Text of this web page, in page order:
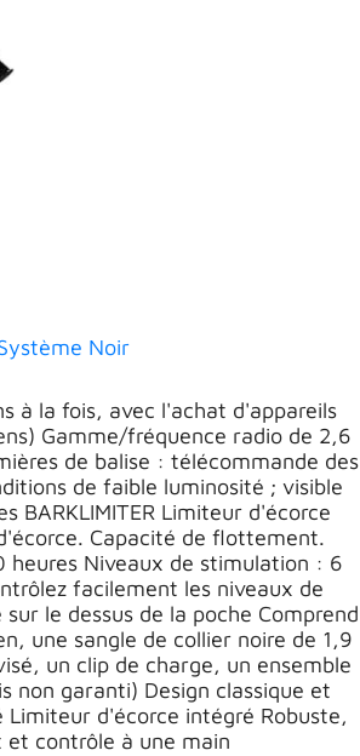
Noir
à la fois, avec l'achat d'appareils
Gamme/fréquence radio de 2,6
de balise : télécommande des
de faible luminosité ; visible
BARKLIMITER Limiteur d'écorce
Capacité de flottement.
Niveaux de stimulation : 6
facilement les niveaux de
le dessus de la poche Comprend
une sangle de collier noire de 1,9
un clip de charge, un ensemble
non garanti) Design classique et
d'écorce intégré Robuste,
contrôle à une main